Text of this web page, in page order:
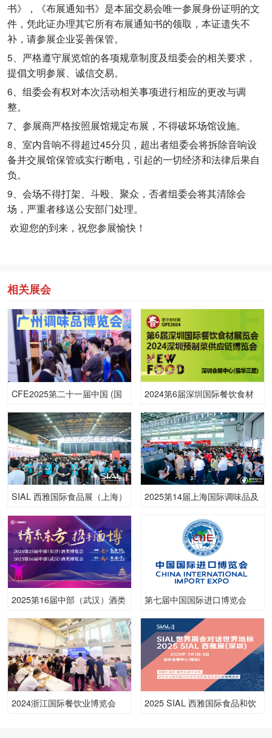
书》，《布展通知书》是本届交易会唯一参展身份证明的文
件，凭此证办理其它所有布展通知书的领取，本证遗失不
补，请参展企业妥善保管。
5、严格遵守展览馆的各项规章制度及组委会的相关要求，
提倡文明参展、诚信交易。
6、组委会有权对本次活动相关事项进行相应的更改与调
整。
7、参展商严格按照展馆规定布展，不得破坏场馆设施。
8、室内音响不得超过45分贝，超出者组委会将拆除音响设
备并交展馆保管或实行断电，引起的一切经济和法律后果自
负。
9、会场不得打架、斗殴、聚众，否者组委会将其清除会
场，严重者移送公安部门处理。
欢迎您的到来，祝您参展愉快！
相关展会
CFE2025第二十一届中国 (国
2024第6届深圳国际餐饮食材
SIAL 西雅国际食品展（上海）
2025第14届上海国际调味品及
2025第16届中部（武汉）酒类
博览会
第七届中国国际进口博览会
2024浙江国际餐饮业博览会
2025 SIAL 西雅国际食品和饮